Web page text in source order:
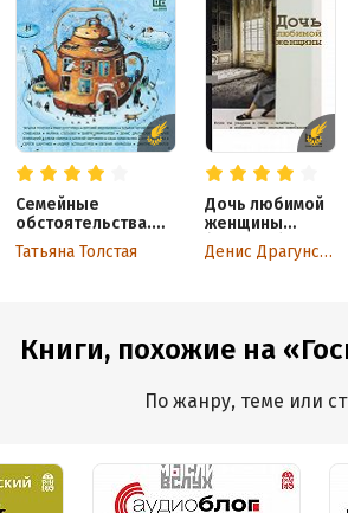
Семейные
обстоятельства.
Родные, близкие и
не только – в
Татьяна Толстая
Дочь любимой
женщины
(сборник)
Денис Драгунский
Книги, похожие на
По жанру, теме или